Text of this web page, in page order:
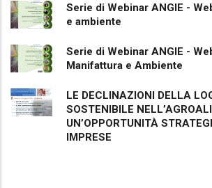
Serie di Webinar ANGIE -
e ambiente
Serie di Webinar ANGIE -
Manifattura e Ambiente
LE DECLINAZIONI DELLA
SOSTENIBILE
UN’OPPORTUNITÀ
IMPRESE